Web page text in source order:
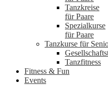
Tanzkreise
für Paare
Spezialkurse
für Paare
Tanzkurse für
Tanzfitness
Fitness & Fun
Events